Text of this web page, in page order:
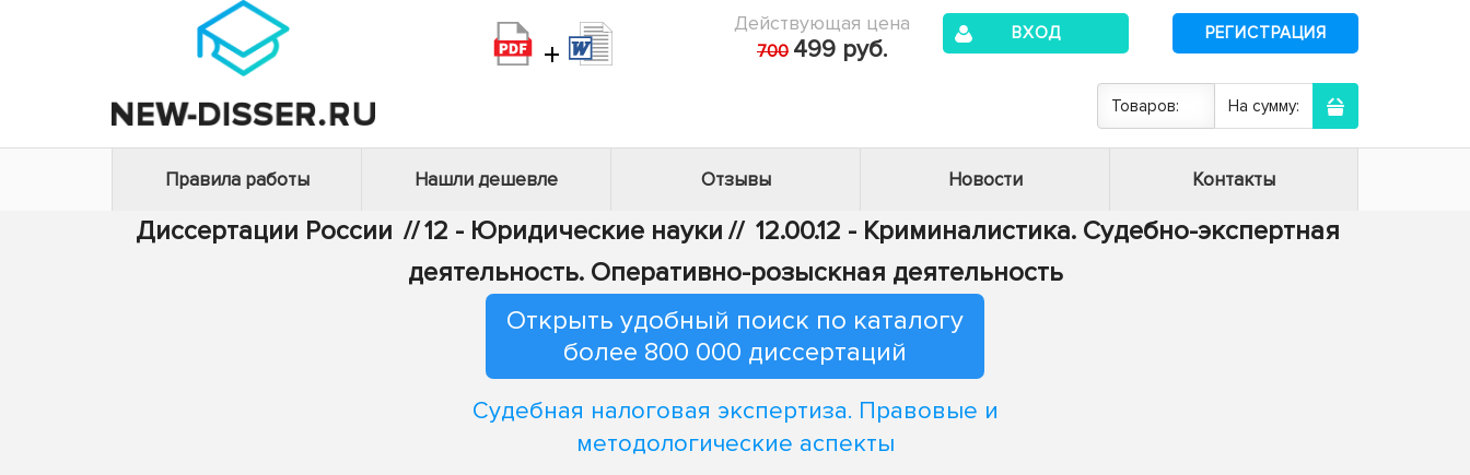
+
Действующая цена
700 499 руб.
ВХОД РЕГИСТРАЦИЯ
Товаров: На сумму:
Правила работы Нашли дешевле Отзывы Новости Контакты
Диссертации России //12 - Юридические науки // 12.00.12 - Криминалистика. Судебно-экспертная
деятельность. Оперативно-розыскная деятельность
Открыть удобный поиск по каталогу
более 800 000 диссертаций
Судебная налоговая экспертиза. Правовые и
методологические аспекты